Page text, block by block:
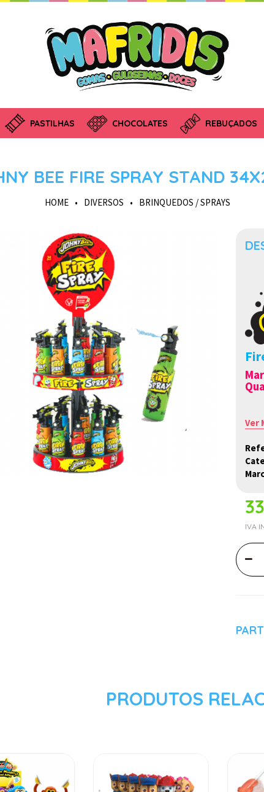
PASTILHAS CHOCOLATES REBUÇADOS
BEE FIRE SPRAY STAND
HOME • DIVERSOS • BRINQUEDOS / SPRAYS
Ver
IVA
PRODUTOS